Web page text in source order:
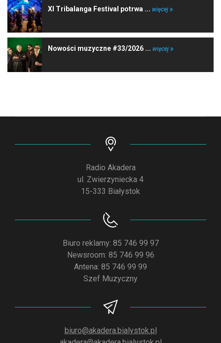
XI Tribalanga Festival potrwa ... więcej
Nowości muzyczne #33/2026 ... więcej
Radio Akadera
ul. Zwierzyniecka 4
15-333 Białystok
Biuro reklamy: 85 746 99 97
Newsroom: 85 746 99 96
Antena: 85 746 99 99
Szef Muzyczny
biuro@akadera.bialystok.pl